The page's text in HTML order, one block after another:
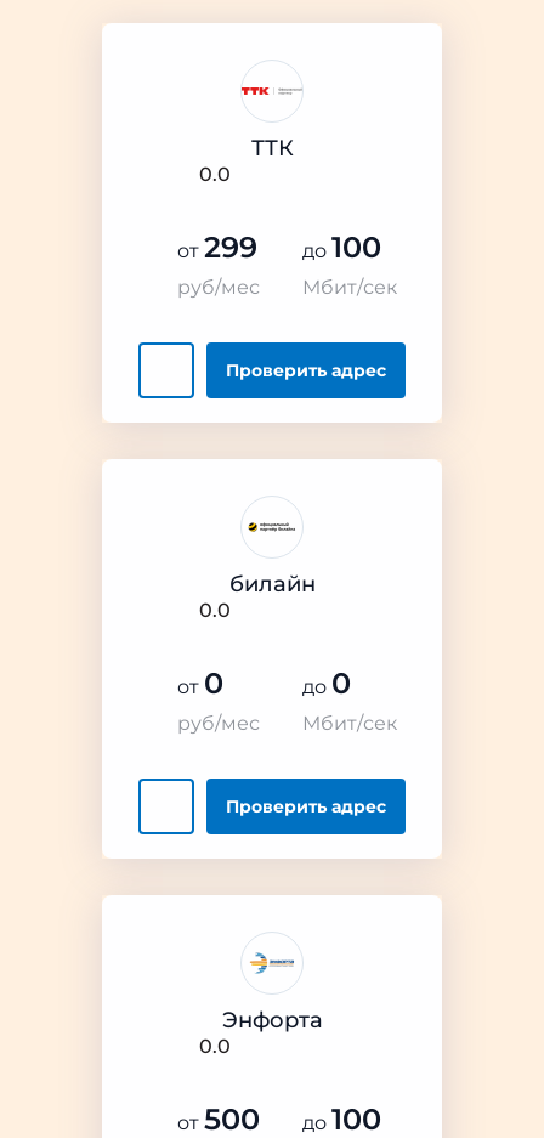
ТТК
0.0
от 299
руб/мес
до 100
Мбит/сек
Проверитьадрес
билайн
0.0
от 0
руб/мес
до 0
Мбит/сек
Проверитьадрес
Энфорта
0.0
от 500 до 100